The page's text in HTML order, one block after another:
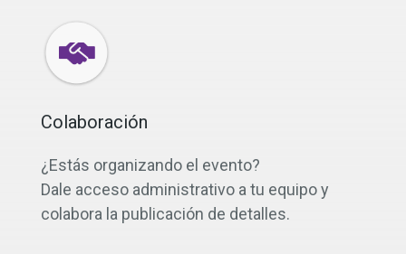
Colaboración
¿Estás organizando el evento?
Dale acceso administrativo a tu equipo y
colabora la publicación de detalles.